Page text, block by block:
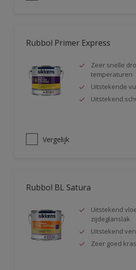
Rubbol Primer Express
Zeer snelle
temperaturen
Uitstekende
Uitstekend
Vergelijk
Rubbol BL Satura
Uitstekend
zijdeglanslak
Uitstekend
Zeer goed